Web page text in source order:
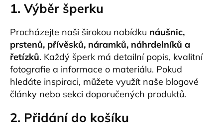
1. Výběr šperku
Procházejte naši širokou nabídku náušnic,
prstenů, přívěsků, náramků, náhrdelníků a
řetízků. Každý šperk má detailní popis, kvalitní
fotografie a informace o materiálu. Pokud
hledáte inspiraci, můžete využít naše blogové
články nebo sekci doporučených produktů.
2. Přidání do košíku